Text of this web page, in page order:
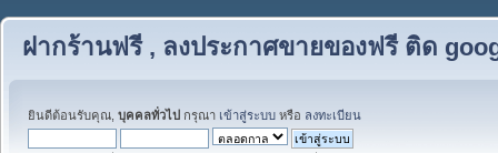
ฝากร้านฟรี , ลงประกาศขายของฟรี ติด
ยินดีต้อนรับคุณ, บุคคลทั่วไป กรุณา เข้าสู่ระบบ หรือ ลงทะเบียน